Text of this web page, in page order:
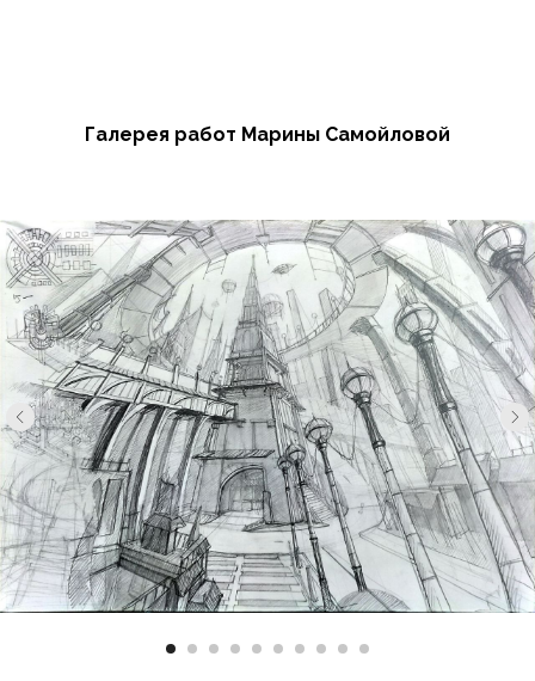
Галерея работ Марины Самойловой